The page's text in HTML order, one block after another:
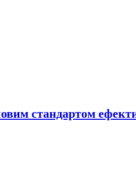
стандартом